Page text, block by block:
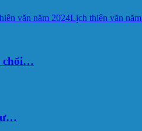
văn năm 2024Lịch thiên văn
chổi…